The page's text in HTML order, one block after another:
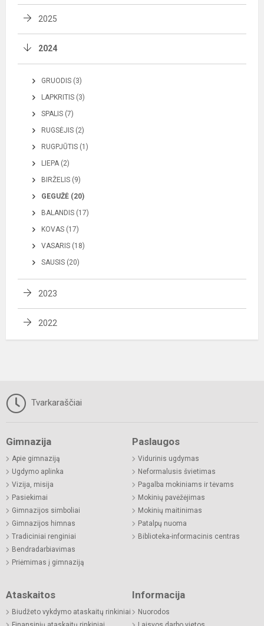
2025
2024
GRUODIS (3)
LAPKRITIS (3)
SPALIS (7)
RUGSĖJIS (2)
RUGPJŪTIS (1)
LIEPA (2)
BIRŽELIS (9)
GEGUŽĖ (20)
BALANDIS (17)
KOVAS (17)
VASARIS (18)
SAUSIS (20)
2023
2022
Tvarkaraščiai
Gimnazija
Apie gimnaziją
Ugdymo aplinka
Vizija, misija
Pasiekimai
Gimnazijos simboliai
Gimnazijos himnas
Tradiciniai renginiai
Bendradarbiavimas
Priėmimas į gimnaziją
Paslaugos
Vidurinis ugdymas
Neformalusis švietimas
Pagalba mokiniams ir tėvams
Mokinių pavėžėjimas
Mokinių maitinimas
Patalpų nuoma
Biblioteka-informacinis centras
Ataskaitos
Biudžeto vykdymo ataskaitų rinkiniai
Informacija
Nuorodos